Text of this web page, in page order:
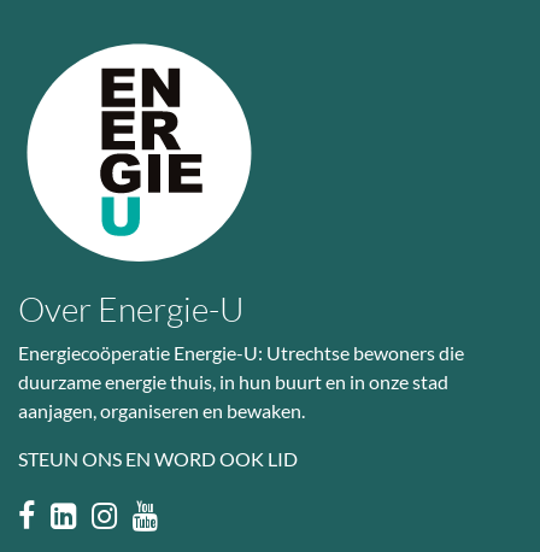
Over Energie-U
Energiecoöperatie Energie-U: Utrechtse bewoners die
duurzame energie thuis, in hun buurt en in onze stad
aanjagen, organiseren en bewaken.
STEUN ONS EN WORD OOK LID